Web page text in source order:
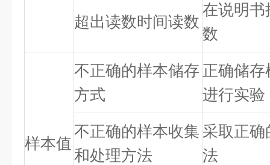
超出读数时间读数
在说明书
数
样本值
不正确的样本储存
方式
正确储
进行实验
不正确的样本收集
和处理方法
采取正
法